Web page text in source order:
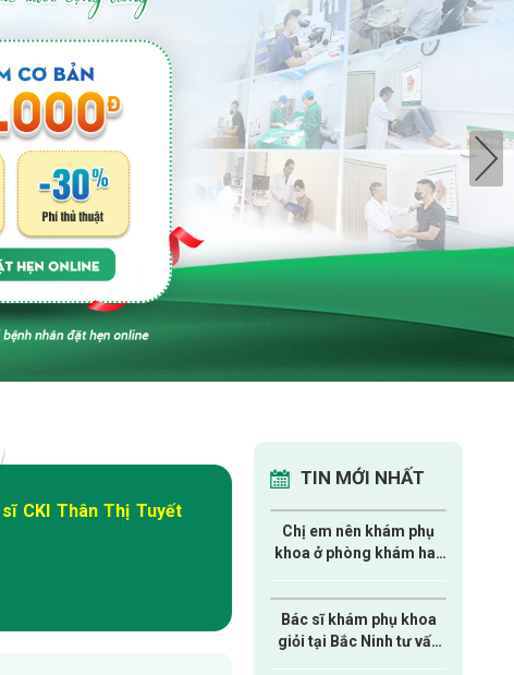
CKI Thân Thị Tuyết
TIN MỚI NHẤT
Chị em nên khám phụ
khoa ở phòng khám hay
Bác sĩ khám phụ khoa
giỏi tại Bắc Ninh tư vấn